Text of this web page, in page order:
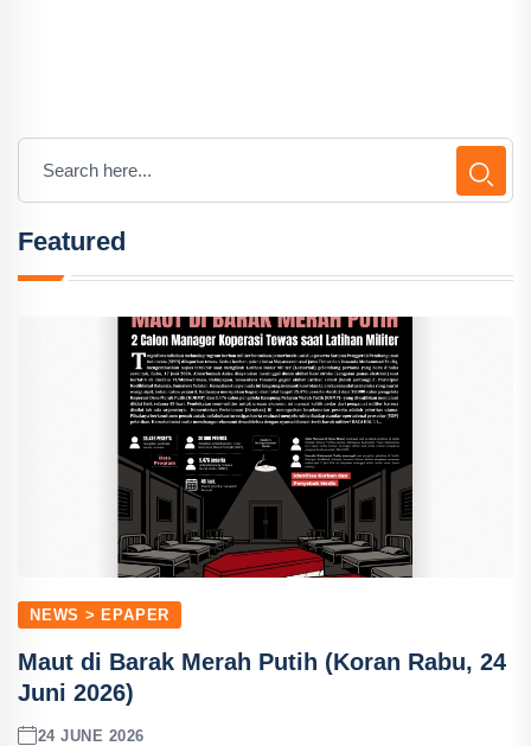
Featured
NEWS > EPAPER
Maut di Barak Merah Putih (Koran Rabu, 24
Juni 2026)
24 JUNE 2026